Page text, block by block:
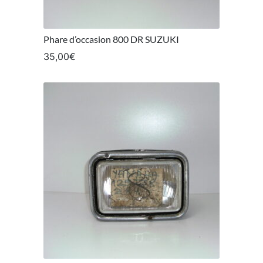
Phare d’occasion 800 DR SUZUKI
35,00€